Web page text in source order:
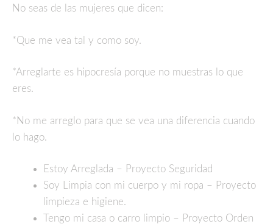
No seas de las mujeres que dicen:
*Que me vea tal y como soy.
*Arreglarte es hipocresía porque no muestras lo que
eres.
*No me arreglo para que se vea una diferencia cuando
lo hago.
Estoy Arreglada – Proyecto Seguridad
Soy Limpia con mi cuerpo y mi ropa – Proyecto
limpieza e higiene.
Tengo mi casa o carro limpio – Proyecto Orden